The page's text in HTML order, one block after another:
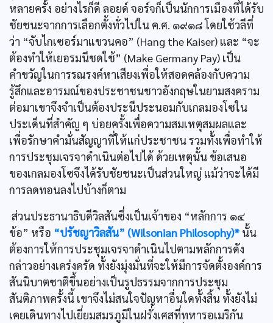
หลายครั้ง อย่างไรก็ดี ลอยด์ จอร์จก็เป็นนักการเมืองที่ได้รับ
ชัยชนะจากการเลือกตั้งทั่วไปใน ค.ศ. ๑๙๑๘ โดยใช้วลีที่
ว่า “จับไกเซอร์มาแขวนคอ” (Hang the Kaiser) และ “จะ
ต้องทำให้เยอรมนีชดใช้” (Make Germany Pay) เป็น
คำขวัญในการรณรงค์หาเสียงเพื่อให้สอดคล้องกับความ
รู้สึกและอารมณ์ของประชาชนชาวอังกฤษในยามสงคราม
ต่อมาเขาจึงจำเป็นต้องประนีประนอมกับเกลมองโซใน
ประเด็นที่สำคัญ ๆ บ่อยครั้งเพื่อความสมเหตุสมผลและ
เพื่อรักษาคำมั่นสัญญาที่ให้แก่ประชาชน รวมทั้งเพื่อทำให้
การประชุมเจรจาดำเนินต่อไปได้ ด้วยเหตุนั้น ข้อเสนอ
ของเกลมองโซจึงได้รับชัยชนะเป็นส่วนใหญ่ แม้ว่าจะได้มี
การลดทอนลงไปบ้างก็ตาม
ส่วนประธานาธิบดีวิลสันซึ่งเป็นเจ้าของ “หลักการ ๑๔
ข้อ” หรือ “ปรัชญาวิลสัน” (Wilsonian Philosophy)* นั้น
ต้องการให้การประชุมเจรจาดำเนินไปตามหลักการดัง
กล่าวอย่างเคร่งครัด ทั้งยังมุ่งมั่นที่จะให้มีการจัดตั้งองค์การ
สันนิบาตชาติขึ้นอย่างเป็นรูปธรรมจากการประชุม
สันติภาพครั้งนี้ เขาจึงไม่สนใจปัญหาอื่นใดทั้งสิ้น ทั้งยังไม่
เคยเดินทางไปเยี่ยมสมรภูมิในฝรั่งเศสที่ทหารอเมริกัน